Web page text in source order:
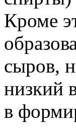
Кроме
сыров,
низкий
в